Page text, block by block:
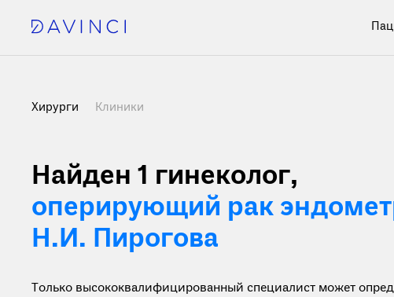
Хирурги Клиники
Найден 1 гинеколог,
оперирующий рак
Н.И. Пирогова
Только высококвалифицированный специалист может